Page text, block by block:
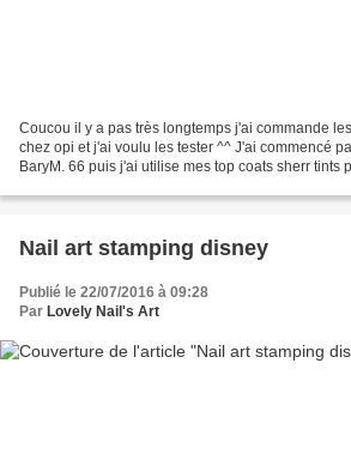
Coucou il y a pas très longtemps j'ai commande
chez opi et j'ai voulu les tester ^^ J'ai commencé
BaryM. 66 puis j'ai utilise mes top coats sherr tints
Nail art stamping disney
Publié le 22/07/2016 à 09:28
Par Lovely Nail's Art